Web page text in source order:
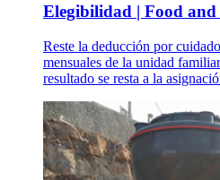
Elegibilidad | Food
Reste la deducción por
mensuales de la unidad
resultado se resta a la